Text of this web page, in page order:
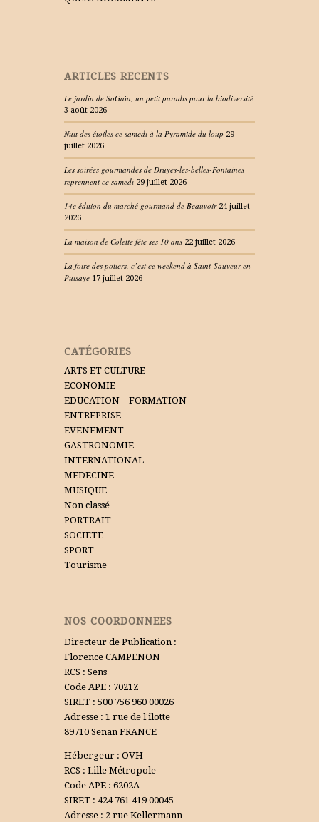
ARTICLES RECENTS
Le jardin de SoGaïa, un petit paradis pour la biodiversité
3 août 2026
Nuit des étoiles ce samedi à la Pyramide du loup 29
juillet 2026
Les soirées gourmandes de Druyes-les-belles-Fontaines
reprennent ce samedi 29 juillet 2026
14e édition du marché gourmand de Beauvoir 24 juillet
2026
La maison de Colette fête ses 10 ans 22 juillet 2026
La foire des potiers, c’est ce weekend à Saint-Sauveur-en-
Puisaye 17 juillet 2026
CATÉGORIES
ARTS ET CULTURE
ECONOMIE
EDUCATION – FORMATION
ENTREPRISE
EVENEMENT
GASTRONOMIE
INTERNATIONAL
MEDECINE
MUSIQUE
Non classé
PORTRAIT
SOCIETE
SPORT
Tourisme
NOS COORDONNEES
Directeur de Publication :
Florence CAMPENON
RCS : Sens
Code APE : 7021Z
SIRET : 500 756 960 00026
Adresse : 1 rue de l'îlotte
89710 Senan FRANCE
Hébergeur : OVH
RCS : Lille Métropole
Code APE : 6202A
SIRET : 424 761 419 00045
Adresse : 2 rue Kellermann